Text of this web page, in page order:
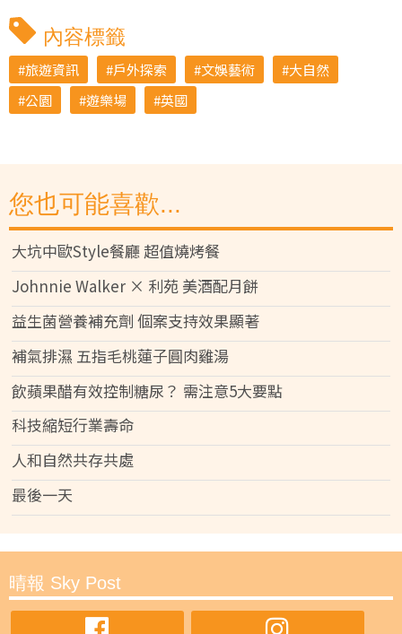
內容標籤
旅遊資訊 戶外探索 文娛藝術
大自然
公園
遊樂場 英國
您也可能喜歡...
大坑中歐Style餐廳 超值燒烤餐
Johnnie Walker × 利苑 美酒配月餅
益生菌營養補充劑 個案支持效果顯著
補氣排濕 五指毛桃蓮子圓肉雞湯
飲蘋果醋有效控制糖尿？ 需注意5大要點
科技縮短行業壽命
人和自然共存共處
最後一天
晴報 Sky Post